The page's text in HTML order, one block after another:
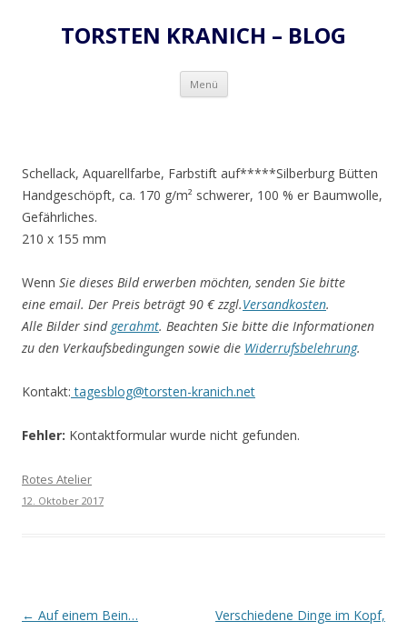
TORSTEN KRANICH – BLOG
Menü Zum
springen
Schellack, Aquarellfarbe, Farbstift auf*****Silberburg Bütten
Handgeschöpft, ca. 170 g/m² schwerer, 100 % er Baumwolle,
Gefährliches.
210 x 155 mm
Wenn Sie dieses Bild erwerben möchten, senden Sie bitte
eine email. Der Preis beträgt 90 € zzgl.Versandkosten.
Alle Bilder sind gerahmt. Beachten Sie bitte die Informationen
zu den Verkaufsbedingungen sowie die Widerrufsbelehrung.
Kontakt: tagesblog@torsten-kranich.net
Fehler: Kontaktformular wurde nicht gefunden.
Rotes Atelier
12. Oktober 2017
Beitrags-
← Auf einem Bein…
Verschiedene Dinge im Kopf,